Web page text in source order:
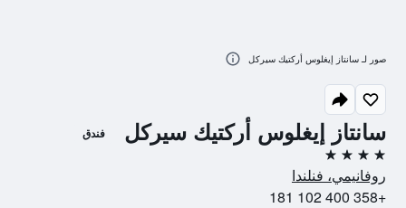
سانتاز إيغلوس أركتيك سيركل فندق
4 نجوم
روفانيمي، فنلندا
+358 400 102 181
صور لـ سانتاز إيغلوس أركتيك سيركل